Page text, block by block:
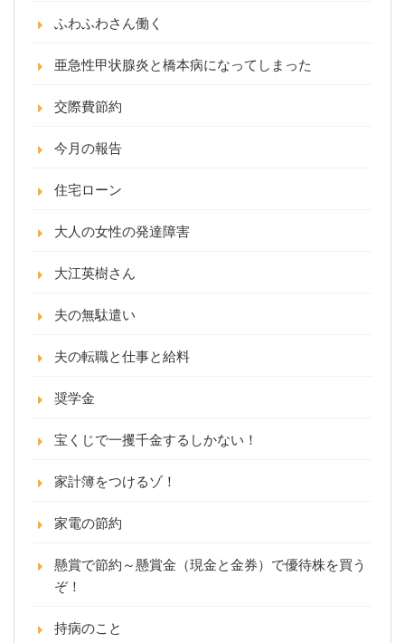
ふわふわさん働く
亜急性甲状腺炎と橋本病になってしまった
交際費節約
今月の報告
住宅ローン
大人の女性の発達障害
大江英樹さん
夫の無駄遣い
夫の転職と仕事と給料
奨学金
宝くじで一攫千金するしかない！
家計簿をつけるゾ！
家電の節約
懸賞で節約～懸賞金（現金と金券）で優待株を買う
ぞ！
持病のこと